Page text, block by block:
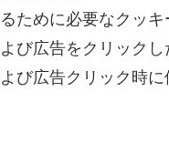
ために必要なクッキ
び広告をクリックし
び広告クリック時